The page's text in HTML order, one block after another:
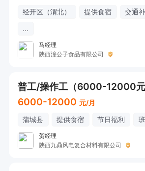
经开区（渭北） 提供食宿 交通
...
马经理
陕西潼公子食品有限公司
普工/操作工（6000-12000元
6000-12000 元/月
蒲城县 提供食宿 节日福利
贺经理
陕西九鼎风电复合材料有限公司